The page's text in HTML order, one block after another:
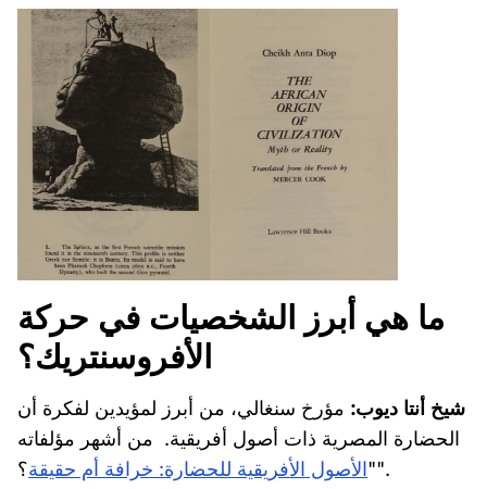
ما هي أبرز الشخصيات في حركة
الأفروسنتريك؟
شيخ أنتا ديوب: مؤرخ سنغالي، من أبرز لمؤيدين لفكرة أن
الحضارة المصرية ذات أصول أفريقية. من أشهر مؤلفاته
"الأصول الأفريقية للحضارة: خرافة أم حقيقة ؟".